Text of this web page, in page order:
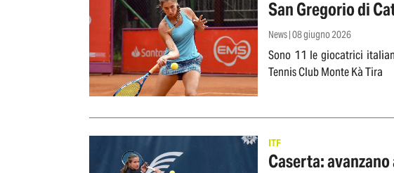
San Gregorio di
News | 08 giugno 2026
Sono 11 le giocatrici
Tennis Club Monte Kà Tira
ITF
Caserta: